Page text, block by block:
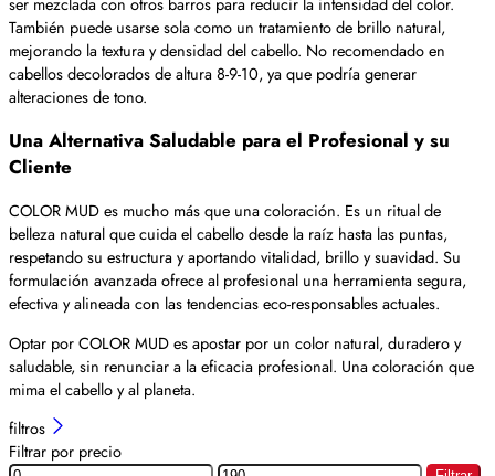
También puede usarse sola como un tratamiento de brillo natural,
mejorando la textura y densidad del cabello. No recomendado en
cabellos decolorados de altura 8-9-10, ya que podría generar
alteraciones de tono.
Una Alternativa Saludable para el Profesional y su
Cliente
COLOR MUD es mucho más que una coloración. Es un ritual de
belleza natural que cuida el cabello desde la raíz hasta las puntas,
respetando su estructura y aportando vitalidad, brillo y suavidad. Su
formulación avanzada ofrece al profesional una herramienta segura,
efectiva y alineada con las tendencias eco-responsables actuales.
Optar por COLOR MUD es apostar por un color natural, duradero y
saludable, sin renunciar a la eficacia profesional. Una coloración que
mima el cabello y al planeta.
filtros
Filtrar por precio